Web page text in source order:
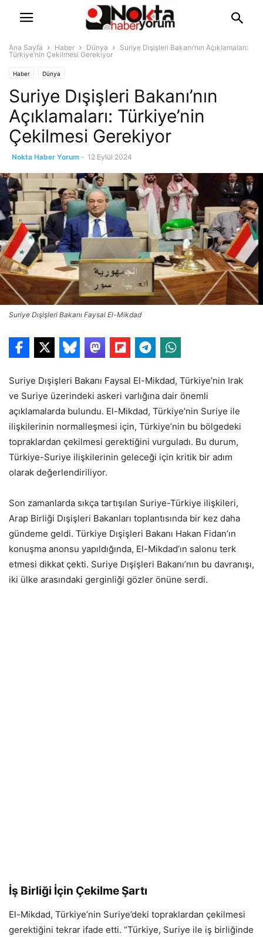
Ana Sayfa Haber Dünya
Suriye Dışişleri Bakanı’nın Açıklamaları:
Türkiye’nin Çekilmesi Gerekiyor
Haber Dünya
Suriye Dışişleri Bakanı’nın
Açıklamaları: Türkiye’nin
Çekilmesi Gerekiyor
Nokta Haber Yorum - 12 Eylül 2024
Suriye Dışişleri Bakanı Faysal El-Mikdad
Suriye Dışişleri Bakanı Faysal El-Mikdad, Türkiye’nin Irak
ve Suriye üzerindeki askeri varlığına dair önemli
açıklamalarda bulundu. El-Mikdad, Türkiye’nin Suriye ile
ilişkilerinin normalleşmesi için, Türkiye’nin bu bölgedeki
topraklardan çekilmesi gerektiğini vurguladı. Bu durum,
Türkiye-Suriye ilişkilerinin geleceği için kritik bir adım
olarak değerlendiriliyor.
Son zamanlarda sıkça tartışılan Suriye-Türkiye ilişkileri,
Arap Birliği Dışişleri Bakanları toplantısında bir kez daha
gündeme geldi. Türkiye Dışişleri Bakanı Hakan Fidan’ın
konuşma anonsu yapıldığında, El-Mikdad’ın salonu terk
etmesi dikkat çekti. Suriye Dışişleri Bakanı’nın bu davranışı,
iki ülke arasındaki gerginliği gözler önüne serdi.
İş Birliği İçin Çekilme Şartı
El-Mikdad, Türkiye’nin Suriye’deki topraklardan çekilmesi
gerektiğini tekrar ifade etti. “Türkiye, Suriye ile iş birliğinde